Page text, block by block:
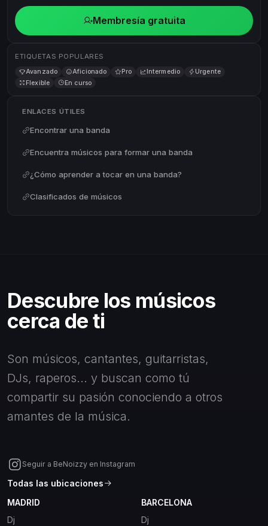
Membresía gratuita
ETIQUETAS POPULARES
Avanzado Aficionado Pro Intermedio
Urgente
Flexible
En curso
ENLACES ÚTILES
Encontrar una banda
Encuentra músicos para formar una banda
¿Cómo aprender a tocar en una banda?
Clasificados de músicos
Descubre los músicos
cerca de ti
Son músicos, cantantes, guitarristas,
DJs, raperos... y buscan como tú
compartir su pasión conociendo a otros
amantes de la música.
Seguir a BeNoizzy en Instagram
Todas las ubicaciones
MADRID
Dj
BARCELONA
Dj